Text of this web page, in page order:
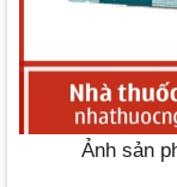
Ảnh sản